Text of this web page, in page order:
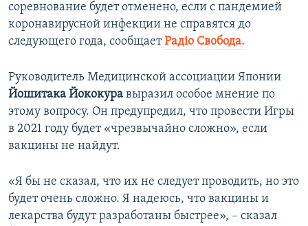
соревнование будет отменено, если с пандемией
коронавирусной инфекции не справятся до
следующего года, сообщаетРадіо Свобода.
Руководитель Медицинской ассоциации Японии
Йошитака Йококура выразил особое мнение по
этому вопросу. Он предупредил, что провести Игры
в 2021 году будет «чрезвычайно сложно», если
вакцины не найдут.
«Я бы не сказал, что их не следует проводить, но это
будет очень сложно. Я надеюсь, что вакцины и
лекарства будут разработаны быстрее», – сказал